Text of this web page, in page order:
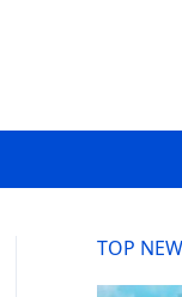
TOP